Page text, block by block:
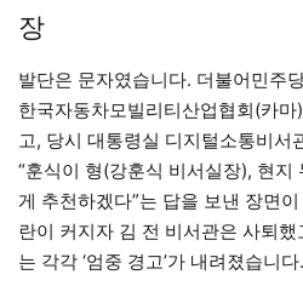
장
발단은 문자였습니다. 더불어민주
한국자동차모빌리티산업협회(카
고, 당시 대통령실 디지털소통비서
“훈식이 형(강훈식 비서실장), 현지
게 추천하겠다”는 답을 보낸 장면
란이 커지자 김 전 비서관은 사퇴
는 각각 ‘엄중 경고’가 내려졌습니다.